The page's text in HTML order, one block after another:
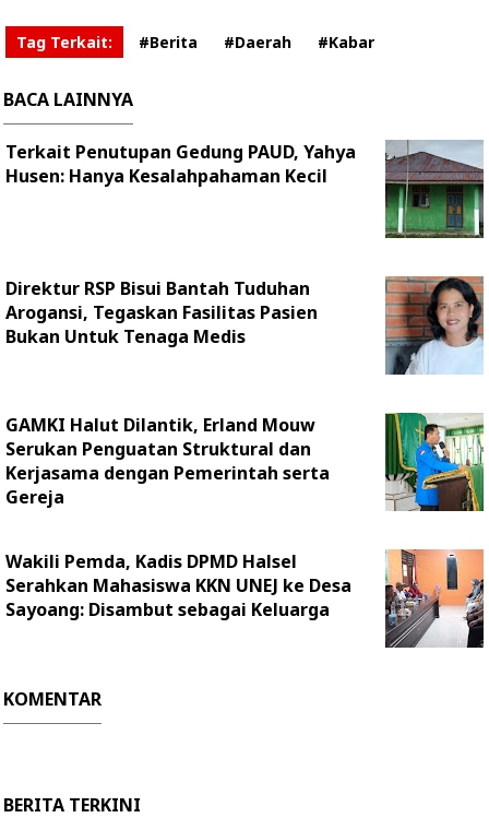
Tag Terkait: #Berita #Daerah #Kabar
BACA LAINNYA
Terkait Penutupan Gedung PAUD, Yahya
Husen: Hanya Kesalahpahaman Kecil
Direktur RSP Bisui Bantah Tuduhan
Arogansi, Tegaskan Fasilitas Pasien
Bukan Untuk Tenaga Medis
GAMKI Halut Dilantik, Erland Mouw
Serukan Penguatan Struktural dan
Kerjasama dengan Pemerintah serta
Gereja
Wakili Pemda, Kadis DPMD Halsel
Serahkan Mahasiswa KKN UNEJ ke Desa
Sayoang: Disambut sebagai Keluarga
KOMENTAR
BERITA TERKINI